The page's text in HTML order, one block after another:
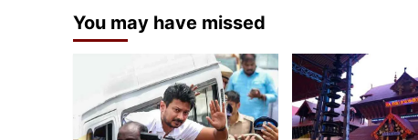
You may have missed